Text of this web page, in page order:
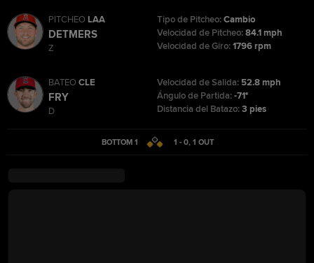
PITCHEO LAA
DETMERS
Z
Tipo de Pitcheo:Cambio
Velocidad de Pitcheo:84.1 mph
Velocidad de Giro:1796 rpm
BATEO CLE
FRY
D
Velocidad de Salida: 52.8 mph
Ángulo de Partida:-71°
Distancia del Batazo:3 pies
BOTTOM 1 1 - 0,1 OUT